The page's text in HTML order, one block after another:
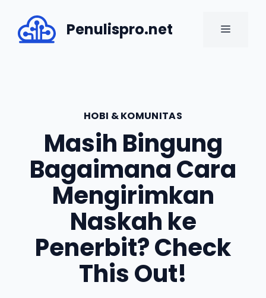
content
Penulispro.net MENU
HOBI & KOMUNITAS
Masih Bingung
Bagaimana Cara
Mengirimkan
Naskah ke
Penerbit? Check
This Out!